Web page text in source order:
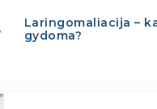
Laringomaliacija –
gydoma?